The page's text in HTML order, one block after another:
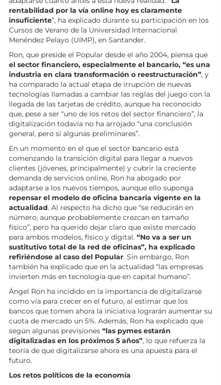
rentabilidad por la vía online hoy es claramente
insuficiente”, ha explicado durante su participación en los
Cursos de Verano de la Universidad Internacional
Menéndez Pelayo (UIMP), en Santander.
Ron, que preside el Popular desde el año 2004, piensa que
el sector financiero, especialmente el bancario, “es una
industria en clara transformación o reestructuración”, y
ha comparado la actual etapa de irrupción de nuevas
tecnologías llamadas a cambiar las reglas del juego con la
llegada de las tarjetas de crédito, aunque ha reconocido
que, pese a ser “uno de los retos del sector financiero”, la
digitalización todavía no ha arrojado “una conclusión
general, pero sí algunas preliminares”.
En un momento en el que el sector bancario está
comenzando la transición digital para llegar a nuevos
clientes (jóvenes, principalmente) y cubrir la creciente
demanda de servicios online, Ron ha abogado por
adaptarse a los nuevos tiempos, aunque ello suponga
repensar el modelo de oficina bancaria vigente en la
actualidad. Al respecto ha dicho que “se reducirán en
número, aunque probablemente crezcan en tamaño
físico”, pero ha querido dejar claro que existe mercado
para ambos modelos, físico y digital. “No va a ser un
sustitutivo total de la red de oficinas”, ha explicado
refiriéndose al caso del Popular. Sin embargo, Ron
también ha explicado que en la actualidad “las empresas
invierten más en tecnología que en capital humano”.
Ángel Ron ha incidido en la importancia de digitalizarse
como vía para crecer en el futuro, al estimar que los
bancos que tomen ahora la iniciativa lograrán aumentar su
cuota de mercado un 5%. Además, Ron ha explicado que
según algunas previsiones “las pymes estarán
digitalizadas en los próximos 5 años”, lo que refuerza la
teoría de que digitalizarse ahora es una apuesta para el
futuro.
Los retos políticos de la economía